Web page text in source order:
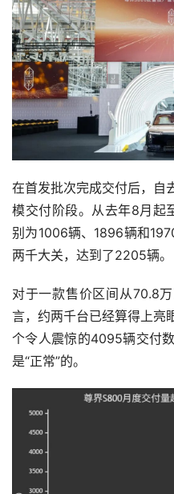
在首发批次完成交付后，自
模交付阶段。从去年8月起
别为1006辆、1896辆和
两千大关，达到了2205辆。
对于一款售价区间从70.8
言，约两千台已经算得上亮
个令人震惊的4095辆交付
是“正常”的。